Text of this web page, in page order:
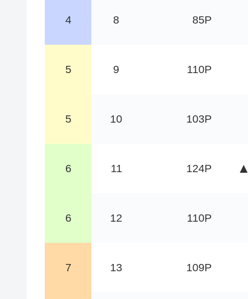
4 8 85P
5 9 110P
5 10 103P
6 11 124P ▲
6 12 110P
7 13 109P